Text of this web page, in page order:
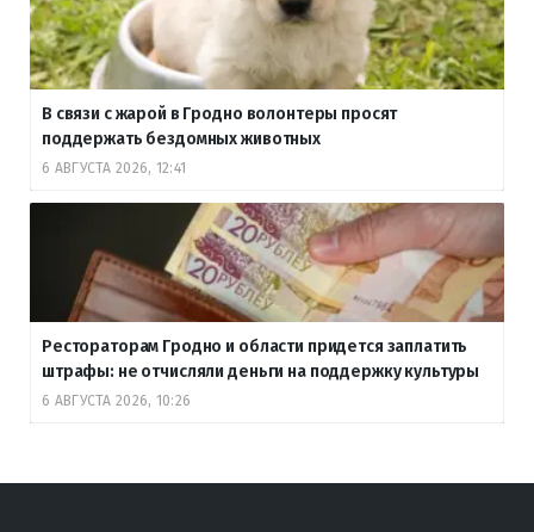
В связи с жарой в Гродно волонтеры просят
поддержать бездомных животных
6 АВГУСТА 2026, 12:41
Рестораторам Гродно и области придется заплатить
штрафы: не отчисляли деньги на поддержку культуры
6 АВГУСТА 2026, 10:26